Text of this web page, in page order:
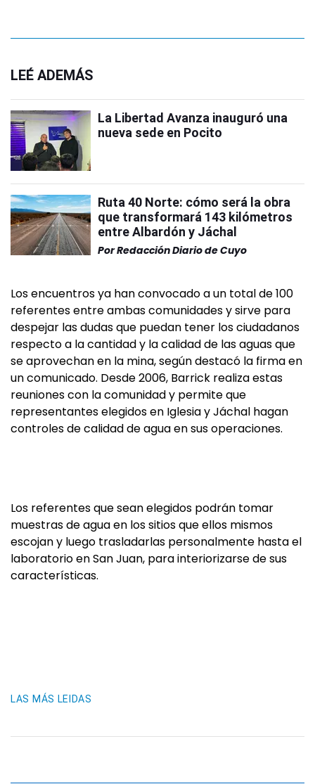
LEÉ ADEMÁS
La Libertad Avanza inauguró una
nueva sede en Pocito
Ruta 40 Norte: cómo será la obra
que transformará 143 kilómetros
entre Albardón y Jáchal
PorRedacción Diario de Cuyo
Los encuentros ya han convocado a un total de 100
referentes entre ambas comunidades y sirve para
despejar las dudas que puedan tener los ciudadanos
respecto a la cantidad y la calidad de las aguas que
se aprovechan en la mina, según destacó la firma en
un comunicado. Desde 2006, Barrick realiza estas
reuniones con la comunidad y permite que
representantes elegidos en Iglesia y Jáchal hagan
controles de calidad de agua en sus operaciones.
Los referentes que sean elegidos podrán tomar
muestras de agua en los sitios que ellos mismos
escojan y luego trasladarlas personalmente hasta el
laboratorio en San Juan, para interiorizarse de sus
características.
LAS MÁS LEIDAS